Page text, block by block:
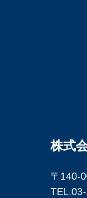
株式
〒140-